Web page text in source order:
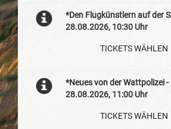
*Den Flugkünstlern auf der
28.08.2026, 10:30 Uhr
TICKETS WÄHLEN
*Neues von der Wattpolizei
28.08.2026, 11:00 Uhr
TICKETS WÄHLEN